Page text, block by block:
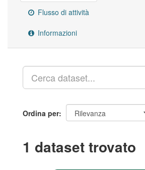
Flusso di attività
Informazioni
Ordina per
1 dataset trovato